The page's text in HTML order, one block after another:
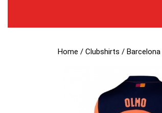
Home /Clubshirts /Barcelona